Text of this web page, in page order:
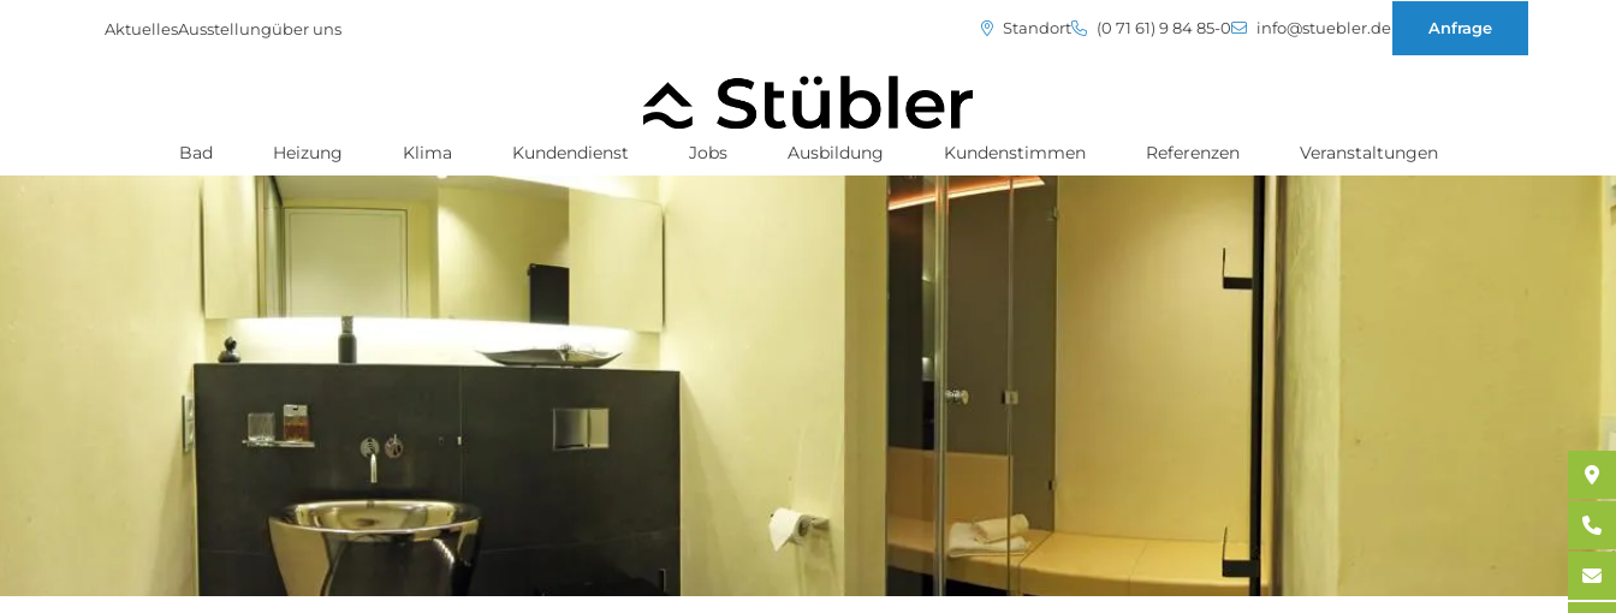
AktuellesAusstellungüber uns Standort (0 71 61) 9 84 85-0 info@stuebler.de Anfrage
Bad Heizung Klima Kundendienst Jobs Ausbildung Kundenstimmen Referenzen Veranstaltungen